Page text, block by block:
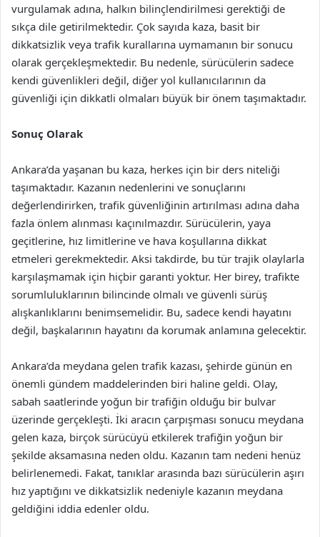
vurgulamak adına, halkın bilinçlendirilmesi gerektiği de
sıkça dile getirilmektedir. Çok sayıda kaza, basit bir
dikkatsizlik veya trafik kurallarına uymamanın bir sonucu
olarak gerçekleşmektedir. Bu nedenle, sürücülerin sadece
kendi güvenlikleri değil, diğer yol kullanıcılarının da
güvenliği için dikkatli olmaları büyük bir önem taşımaktadır.
Sonuç Olarak
Ankara’da yaşanan bu kaza, herkes için bir ders niteliği
taşımaktadır. Kazanın nedenlerini ve sonuçlarını
değerlendirirken, trafik güvenliğinin artırılması adına daha
fazla önlem alınması kaçınılmazdır. Sürücülerin, yaya
geçitlerine, hız limitlerine ve hava koşullarına dikkat
etmeleri gerekmektedir. Aksi takdirde, bu tür trajik olaylarla
karşılaşmamak için hiçbir garanti yoktur. Her birey, trafikte
sorumluluklarının bilincinde olmalı ve güvenli sürüş
alışkanlıklarını benimsemelidir. Bu, sadece kendi hayatını
değil, başkalarının hayatını da korumak anlamına gelecektir.
Ankara’da meydana gelen trafik kazası, şehirde günün en
önemli gündem maddelerinden biri haline geldi. Olay,
sabah saatlerinde yoğun bir trafiğin olduğu bir bulvar
üzerinde gerçekleşti. İki aracın çarpışması sonucu meydana
gelen kaza, birçok sürücüyü etkilerek trafiğin yoğun bir
şekilde aksamasına neden oldu. Kazanın tam nedeni henüz
belirlenemedi. Fakat, tanıklar arasında bazı sürücülerin aşırı
hız yaptığını ve dikkatsizlik nedeniyle kazanın meydana
geldiğini iddia edenler oldu.